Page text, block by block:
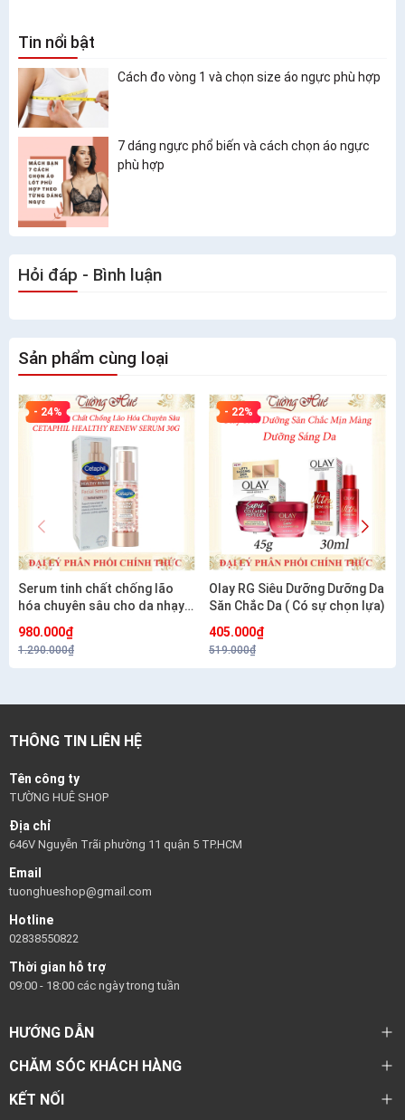
Tin nổi bật
Cách đo vòng 1 và chọn size áo ngực phù hợp
7 dáng ngực phổ biến và cách chọn áo ngực
phù hợp
Hỏi đáp - Bình luận
Sản phẩm cùng loại
- 24%
Serum tinh chất chống lão
hóa chuyên sâu cho da nhạy
cảm CETAPHIL HEALTHY
RENEW SERUM 30G
980.000₫
1.290.000₫
- 22%
Olay RG Siêu Dưỡng Dưỡng Da
Săn Chắc Da ( Có sự chọn lựa)
405.000₫
519.000₫
THÔNG TIN LIÊN HỆ
Tên công ty
TƯỜNG HUÊ SHOP
Địa chỉ
646V Nguyễn Trãi phường 11 quận 5 TP.HCM
Email
tuonghueshop@gmail.com
Hotline
02838550822
Thời gian hỗ trợ
09:00 - 18:00 các ngày trong tuần
HƯỚNG DẪN
CHĂM SÓC KHÁCH HÀNG
KẾT NỐI